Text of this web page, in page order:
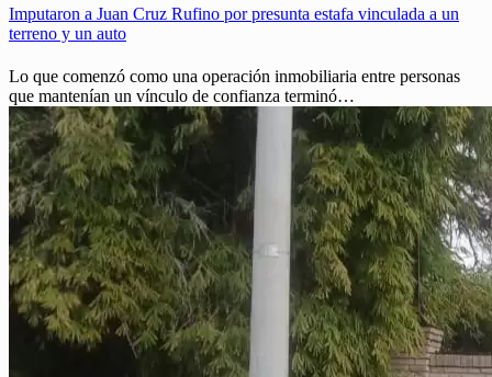
Imputaron a Juan Cruz Rufino por presunta estafa vinculada a un
terreno y un auto
Lo que comenzó como una operación inmobiliaria entre personas
que mantenían un vínculo de confianza terminó…